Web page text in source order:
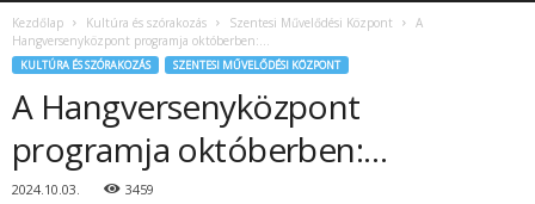
Kezdőlap Kultúra és szórakozás Szentesi Művelődési Központ
A
Hangversenyközpont programja októberben:…
KULTÚRA ÉS SZÓRAKOZÁS SZENTESI MŰVELŐDÉSI KÖZPONT
A Hangversenyközpont
programja októberben:…
2024.10.03. 3459